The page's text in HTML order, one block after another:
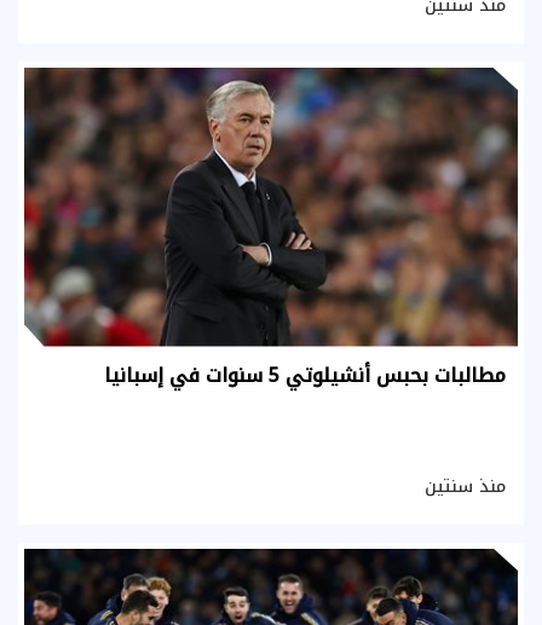
مطالبات بحبس أنشيلوتي 5 سنوات في إسبانيا
منذ سنتين